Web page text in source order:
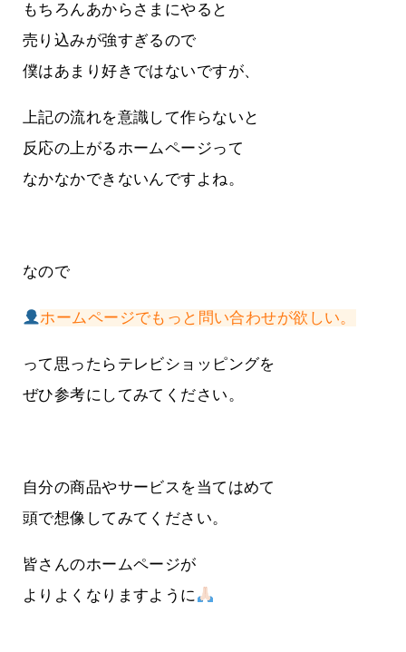
もちろんあからさまにやると
売り込みが強すぎるので
僕はあまり好きではないですが、
上記の流れを意識して作らないと
反応の上がるホームページって
なかなかできないんですよね。
なので
ホームページでもっと問い合わせが欲しい。
って思ったらテレビショッピングを
ぜひ参考にしてみてください。
自分の商品やサービスを当てはめて
頭で想像してみてください。
皆さんのホームページが
よりよくなりますように